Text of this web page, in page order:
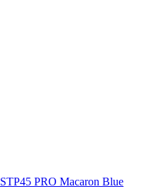
STP45 PRO Macaron Blue